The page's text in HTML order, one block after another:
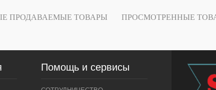
ПРОДАВАЕМЫЕ ТОВАРЫ ПРОСМОТРЕННЫЕ
Помощь и сервисы